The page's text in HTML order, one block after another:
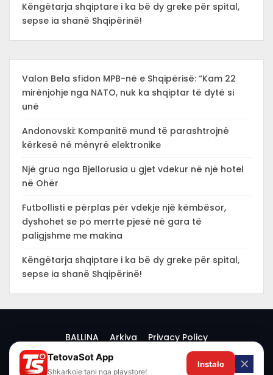
Këngëtarja shqiptare i ka bë dy greke për spital,
sepse ia shanë Shqipërinë!
Valon Bela sfidon MPB-në e Shqipërisë: “Kam 22
mirënjohje nga NATO, nuk ka shqiptar të dytë si
unë
Andonovski: Kompanitë mund të parashtrojnë
kërkesë në mënyrë elektronike
Një grua nga Bjellorusia u gjet vdekur në një hotel
në Ohër
Futbollisti e përplas për vdekje një këmbësor,
dyshohet se po merrte pjesë në gara të
paligjshme me makina
Këngëtarja shqiptare i ka bë dy greke për spital,
sepse ia shanë Shqipërinë!
BALLINA Arkiva Privacy Policy
© 2026 -
TetovaSot App
Shkarkoje tani nga playstore!
Instalo ✕